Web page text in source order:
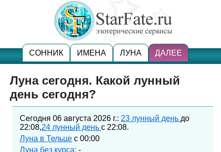
СОННИК ИМЕНА ЛУНА ДАЛЕЕ
Луна сегодня. Какой лунный
день сегодня?
Сегодня 06 августа 2026 г.: 23 лунный день до
22:08,24 лунный день с 22:08.
Луна в Тельце с 00:00
Луна без курса: -